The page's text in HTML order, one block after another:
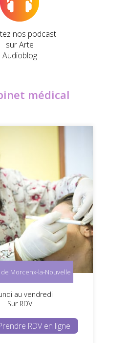
nos podcast
sur Arte
Audioblog
médical
Morcenx-la-Nouvelle
au vendredi
Sur RDV
RDV en ligne